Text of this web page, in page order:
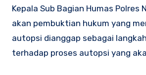
Kepala Sub Bagian Humas
akan pembuktian hukum yang
autopsi dianggap sebagai
terhadap proses autopsi yang